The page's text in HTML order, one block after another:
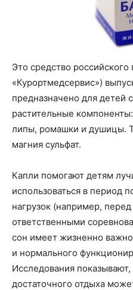
Это средство
«Курортмедсервис»)
предназначено для детей
растительные
липы, ромашки и душицы.
магния сульфат.
Капли помогают детям
использоваться в период
нагрузок (например,
ответственными
сон имеет жизненно
и нормального
Исследования показывают,
достаточного отдыха